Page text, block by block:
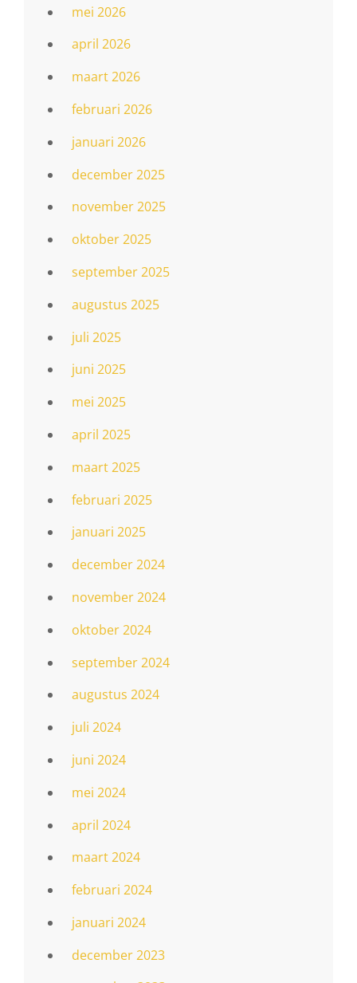
mei 2026
april 2026
maart 2026
februari 2026
januari 2026
december 2025
november 2025
oktober 2025
september 2025
augustus 2025
juli 2025
juni 2025
mei 2025
april 2025
maart 2025
februari 2025
januari 2025
december 2024
november 2024
oktober 2024
september 2024
augustus 2024
juli 2024
juni 2024
mei 2024
april 2024
maart 2024
februari 2024
januari 2024
december 2023